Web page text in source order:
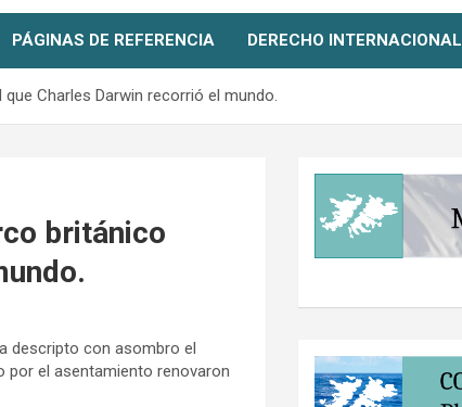
PÁGINAS DE REFERENCIA DERECHO INTERNACIONAL
Charles Darwin recorrió el mundo.
británico
descripto con asombro el
por el asentamiento renovaron